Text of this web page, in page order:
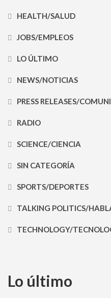
HEALTH/SALUD
JOBS/EMPLEOS
LO ÚLTIMO
NEWS/NOTICIAS
PRESS RELEASES/
RADIO
SCIENCE/CIENCIA
SIN CATEGORÍA
SPORTS/DEPORTES
TALKING POLITICS/
TECHNOLOGY/
Lo último